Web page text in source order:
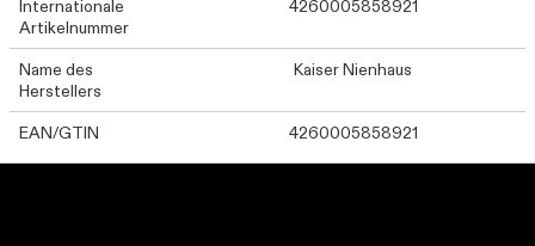
Internationale
Artikelnummer
4260005858921
Name des
Herstellers
Kaiser Nienhaus
EAN/GTIN 4260005858921